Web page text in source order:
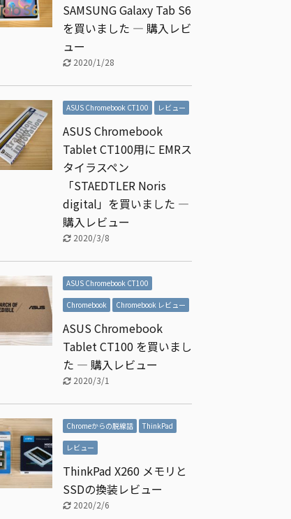
SAMSUNG Galaxy Tab S6
を買いました ― 購入レビ
ュー
2020/1/28
ASUS Chromebook CT100 レビュー
ASUS Chromebook
Tablet CT100用に EMRス
タイラスペン
「STAEDTLER Noris
digital」を買いました ―
購入レビュー
2020/3/8
ASUS Chromebook CT100
Chromebook Chromebook レビュー
ASUS Chromebook
Tablet CT100 を買いまし
た ― 購入レビュー
2020/3/1
Chromeからの脱線話 ThinkPad
レビュー
ThinkPad X260 メモリと
SSDの換装レビュー
2020/2/6